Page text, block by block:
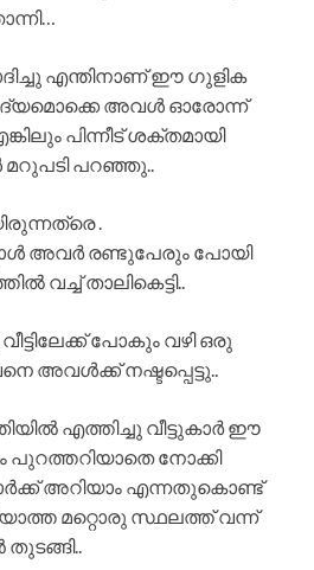
എന്തിനാണ് ഈ ഗുളിക
അവൾ ഓരോന്ന്
പിന്നീട് ശക്തമായി
മറുപടി പറഞ്ഞു..
.
അവർ രണ്ടുപേരും പോയി
വച്ച് താലികെട്ടി..
പോകും വഴി ഒരു
അവൾക്ക് നഷ്ടപ്പെട്ടു..
എത്തിച്ചു വീട്ടുകാർ ഈ
പുറത്തറിയാതെ നോക്കി
അറിയാം എന്നതുകൊണ്ട്
മറ്റൊരു സ്ഥലത്ത് വന്ന്
തുടങ്ങി..